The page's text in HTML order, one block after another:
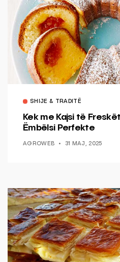
SHIJE & TRADITË
Kek me Kajsi të
Ëmbëlsi Perfekte
AGROWEB 31 MAJ, 2025